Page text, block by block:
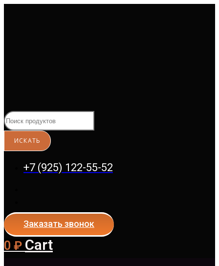
+7 (925) 122-55-52
Заказать звонок
0 ₽ Cart